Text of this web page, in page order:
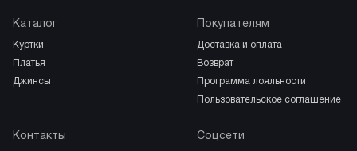
Каталог
куртки
платья
джинсы
Покупателям
доставка и оплата
возврат
программа лояльности
пользовательское соглашение
Контакты Соцсети